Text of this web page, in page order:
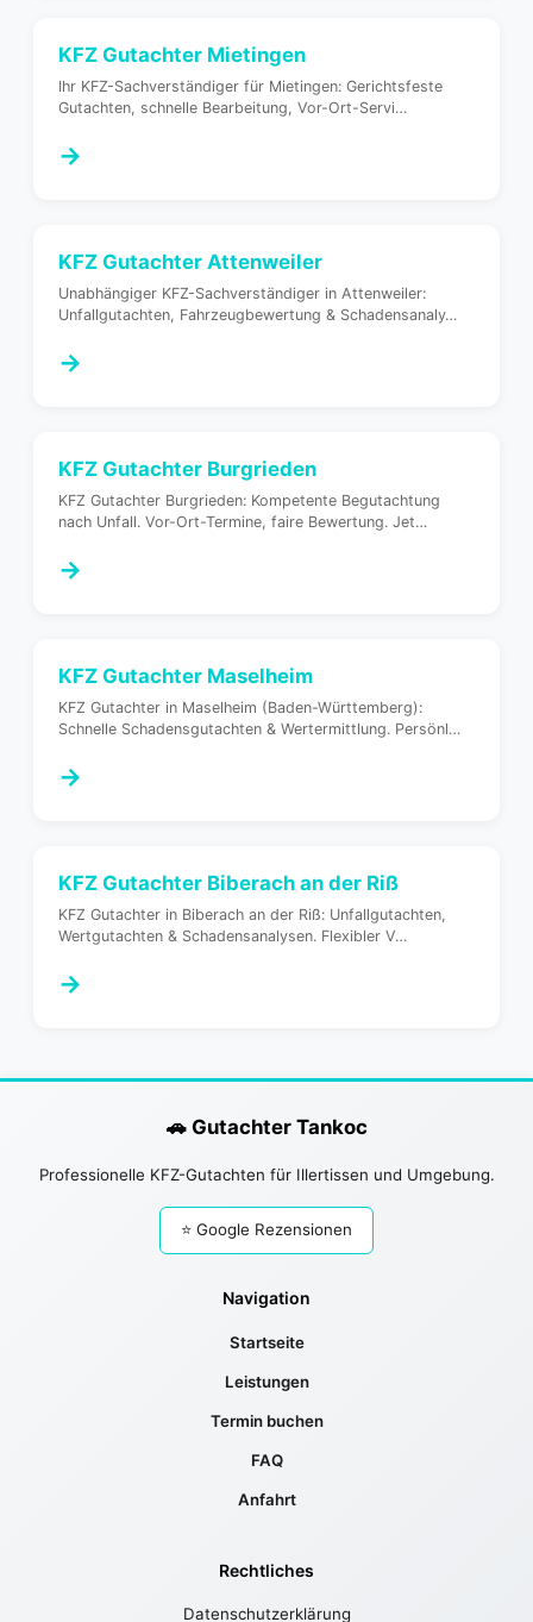
KFZ Gutachter Mietingen
Ihr KFZ-Sachverständiger für Mietingen: Gerichtsfeste
Gutachten, schnelle Bearbeitung, Vor-Ort-Servi…
→
KFZ Gutachter Attenweiler
Unabhängiger KFZ-Sachverständiger in Attenweiler:
Unfallgutachten, Fahrzeugbewertung & Schadensanaly…
→
KFZ Gutachter Burgrieden
KFZ Gutachter Burgrieden: Kompetente Begutachtung
nach Unfall. Vor-Ort-Termine, faire Bewertung. Jet…
→
KFZ Gutachter Maselheim
KFZ Gutachter in Maselheim (Baden-Württemberg):
Schnelle Schadensgutachten & Wertermittlung. Persönl…
→
KFZ Gutachter Biberach an der Riß
KFZ Gutachter in Biberach an der Riß: Unfallgutachten,
Wertgutachten & Schadensanalysen. Flexibler V…
→
🚗 Gutachter Tankoc
Professionelle KFZ-Gutachten für Illertissen und Umgebung.
⭐ Google Rezensionen
Navigation
Startseite
Leistungen
Termin buchen
FAQ
Anfahrt
Rechtliches
Datenschutzerklärung